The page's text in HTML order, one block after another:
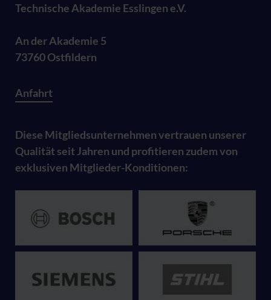
Technische Akademie Esslingen e.V.
An der Akademie 5
73760 Ostfildern
Anfahrt
Diese Mitgliedsunternehmen vertrauen unserer
Qualität seit Jahren und profitieren zudem von
exklusiven Mitglieder-Konditionen: